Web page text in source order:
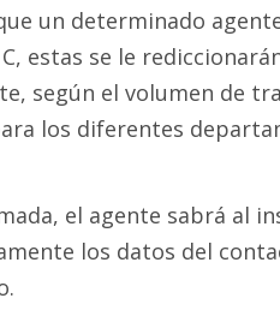
un determinado
estas se le
según el volumen de
los diferentes
el agente sabrá al
los datos del